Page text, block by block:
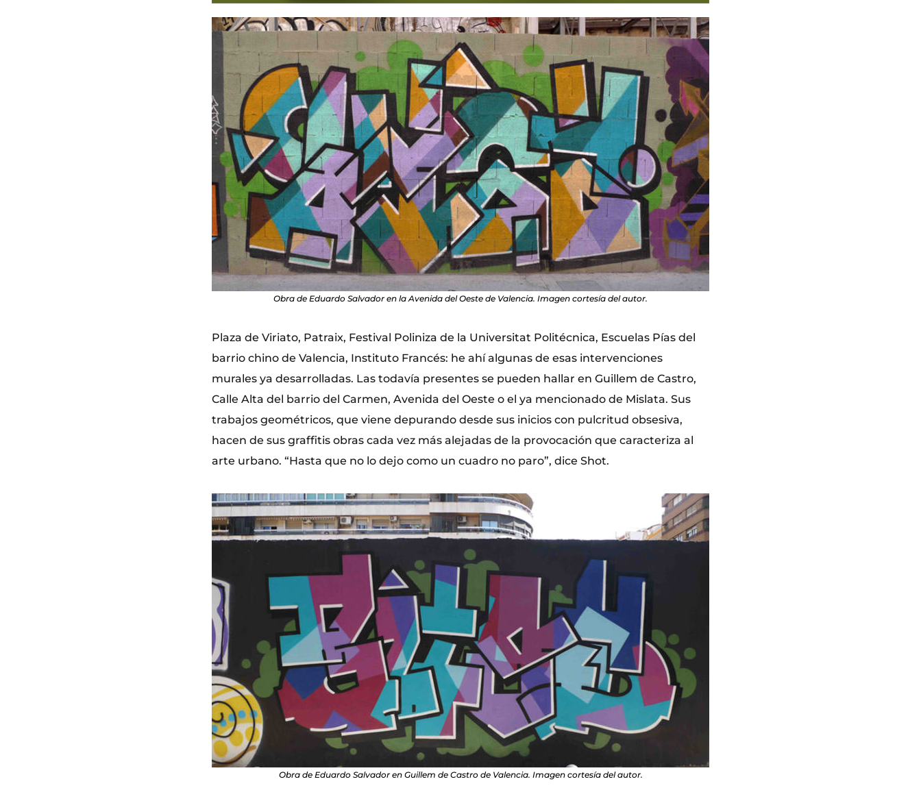
Obra de Eduardo Salvador en la Avenida del Oeste de Valencia. Imagen cortesía del autor.
Plaza de Viriato, Patraix, Festival Poliniza de la Universitat Politécnica, Escuelas Pías del
barrio chino de Valencia, Instituto Francés: he ahí algunas de esas intervenciones
murales ya desarrolladas. Las todavía presentes se pueden hallar en Guillem de Castro,
Calle Alta del barrio del Carmen, Avenida del Oeste o el ya mencionado de Mislata. Sus
trabajos geométricos, que viene depurando desde sus inicios con pulcritud obsesiva,
hacen de sus graffitis obras cada vez más alejadas de la provocación que caracteriza al
arte urbano. “Hasta que no lo dejo como un cuadro no paro”, dice Shot.
Obra de Eduardo Salvador en Guillem de Castro de Valencia. Imagen cortesía del autor.